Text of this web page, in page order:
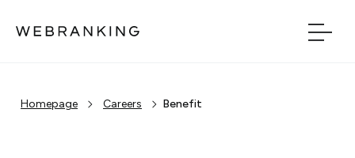
Build
Homepage Careers Benefit